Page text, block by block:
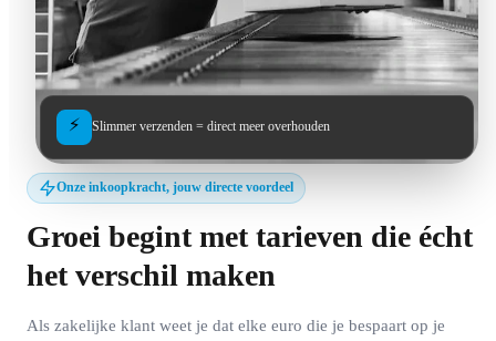
⚡ Slimmer verzenden = direct meer overhouden
Onze inkoopkracht, jouw directe voordeel
Groei begint met tarieven die écht
het verschil maken
Als zakelijke klant weet je dat elke euro die je bespaart op je